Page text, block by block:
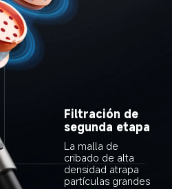
Filtración de
segunda etapa
La malla de
cribado de alta
densidad atrapa
partículas grandes